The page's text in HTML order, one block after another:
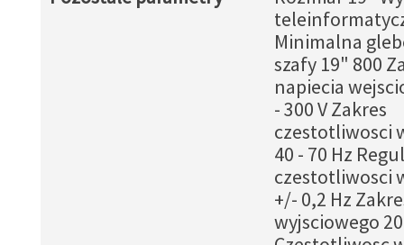
Minimalna
szafy 19" 800
napiecia
- 300 V Zakres
czestotliwosci
40 - 70 Hz
czestotliwosci
+/- 0,2 Hz
wyjsciowego